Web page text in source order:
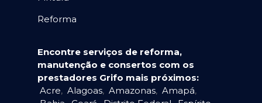
Reforma
Encontre serviços de reforma,
manutenção e consertos com os
prestadores Grifo mais próximos:
Acre, Alagoas, Amazonas, Amapá,